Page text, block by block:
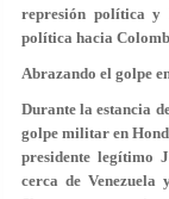
represión política y
política hacia
Abrazando el golpe
Durante la estancia
golpe militar en
presidente legítimo
cerca de Venezuela